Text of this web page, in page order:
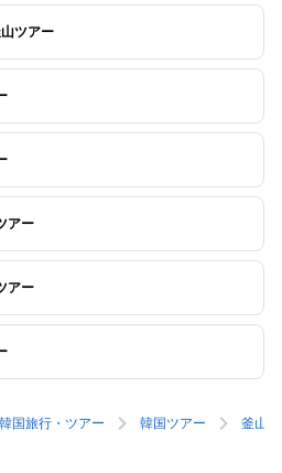
ツアー
アー
アー
韓国旅行・ツアー 韓国ツアー 釜山